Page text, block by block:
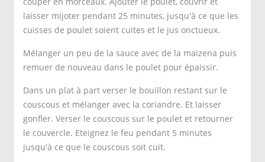
laisser mijoter pendant 25 minutes, jusqu'à ce que les
cuisses de poulet soient cuites et le jus onctueux.
Mélanger un peu de la sauce avec de la maïzena puis
remuer de nouveau dans le poulet pour épaissir.
Dans un plat à part verser le bouillon restant sur le
couscous et mélanger avec la coriandre. Et laisser
gonfler. Verser le couscous sur le poulet et retourner
le couvercle. Eteignez le feu pendant 5 minutes
jusqu'à ce que le couscous soit cuit.